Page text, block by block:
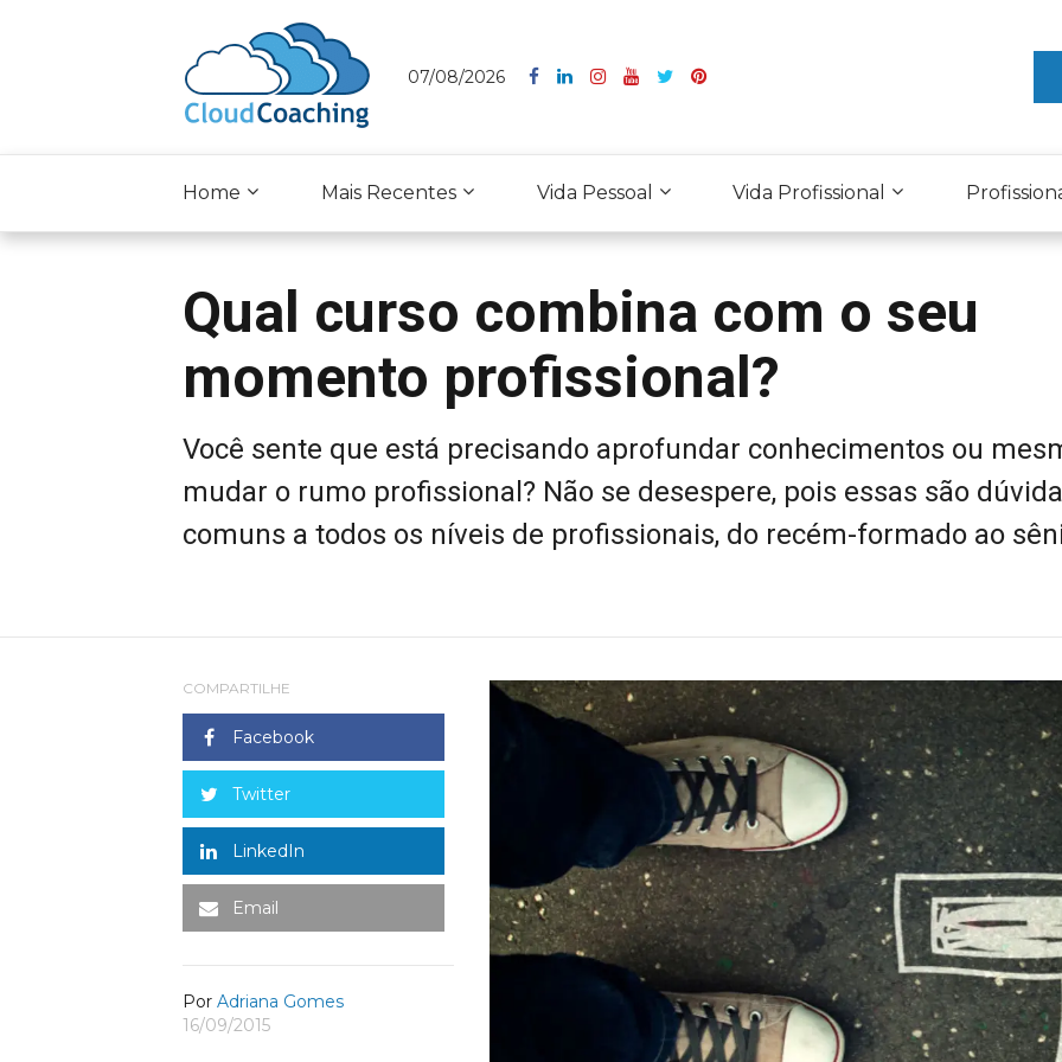
07/08/2026
Home Mais Recentes Vida Pessoal Vida Profissional
Qual curso combina com o seu
momento profissional?
Você sente que está precisando aprofundar conhecimentos ou
mudar o rumo profissional? Não se desespere, pois essas são
comuns a todos os níveis de profissionais, do recém-formado ao
COMPARTILHE
Facebook
Twitter
LinkedIn
Email
Por Adriana Gomes
16/09/2015